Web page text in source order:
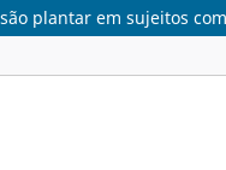
plantar em sujeitos